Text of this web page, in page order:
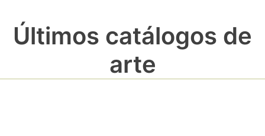
Últimos catálogos de
arte